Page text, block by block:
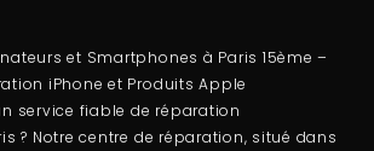
et Smartphones à Paris 15ème –
iPhone et Produits Apple
service fiable de réparation
? Notre centre de réparation, situé dans